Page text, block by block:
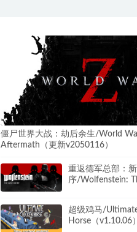
僵尸世界大战：劫后余生/World
Aftermath（更新v2050116）
重返德军总部：
序/Wolfenstein:
超级鸡马/
Horse（v1.10.06）